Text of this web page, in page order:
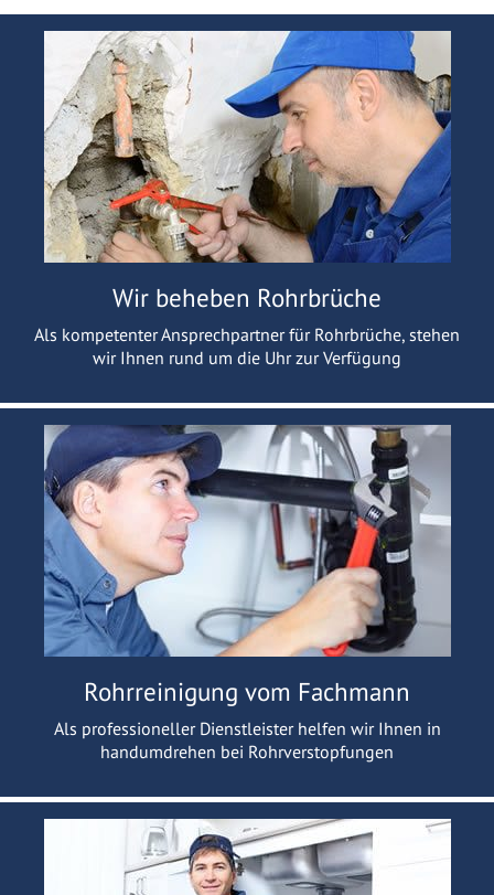
Wir beheben Rohrbrüche
Als kompetenter Ansprechpartner für Rohrbrüche, stehen
wir Ihnen rund um die Uhr zur Verfügung
Rohrreinigung vom Fachmann
Als professioneller Dienstleister helfen wir Ihnen in
handumdrehen bei Rohrverstopfungen